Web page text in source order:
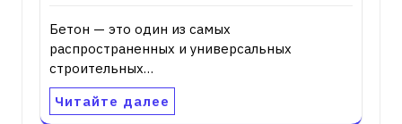
Бетон — это один из самых
распространенных и универсальных
строительных…
Читайте далее